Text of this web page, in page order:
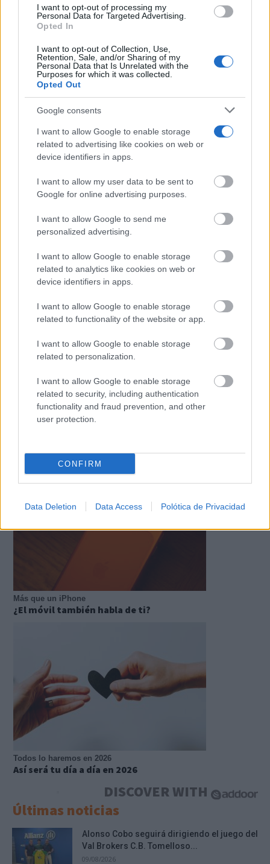
use your data for below specified purposes in below Google
consent section.
I want to opt-out of processing my
Personal Data for Targeted Advertising.
Opted In
I want to opt-out of Collection, Use,
Retention, Sale, and/or Sharing of my
Personal Data that Is Unrelated with the
Purposes for which it was collected.
Opted Out
Google consents
I want to allow Google to enable storage
related to advertising like cookies on web or
device identifiers in apps.
I want to allow my user data to be sent to
Google for online advertising purposes.
I want to allow Google to send me
personalized advertising.
I want to allow Google to enable storage
related to analytics like cookies on web or
device identifiers in apps.
I want to allow Google to enable storage
related to functionality of the website or app.
I want to allow Google to enable storage
related to personalization.
I want to allow Google to enable storage
related to security, including authentication
functionality and fraud prevention, and other
user protection.
CONFIRM
Data Deletion Data Access Polótica de Privacidad
¿Te pasa esto?
¿Notas más frío de noche?
La ciencia explica por qué sentimos más frío al final
El robot que limpia por ti
Más que un iPhone
¿El móvil también habla de ti?
Todos lo haremos en 2026
Así será tu día a día en 2026
DISCOVER WITH
Últimas noticias
Alonso Cobo seguirá dirigiendo el juego del
Val Brokers C.B. Tomelloso...
09/08/2026